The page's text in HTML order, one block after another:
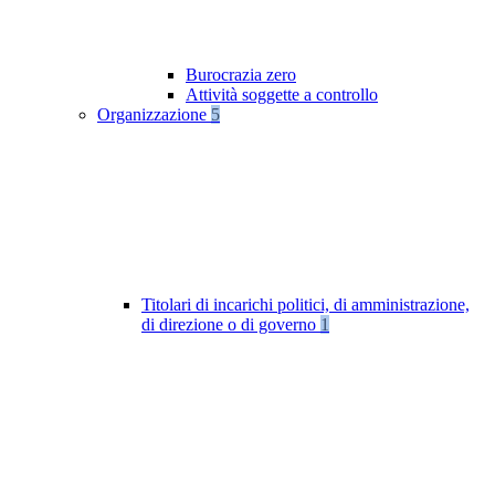
Burocrazia zero
Attività soggette a controllo
Organizzazione 5
Titolari di incarichi politici, di amministrazione,
di direzione o di governo 1